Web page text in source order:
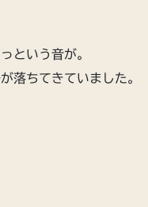
という音が。
落ちてきていました。